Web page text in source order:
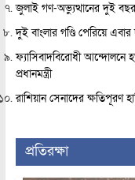
জুলাই গণ-অভ্যুত্থানের দুই
দুই বাংলার গণ্ডি পেরিয়ে
ফ্যাসিবাদবিরোধী আন্দোলনে
প্রধানমন্ত্রী
রাশিয়ান সেনাদের ক্ষতিপূরণ
প্রতিরক্ষা